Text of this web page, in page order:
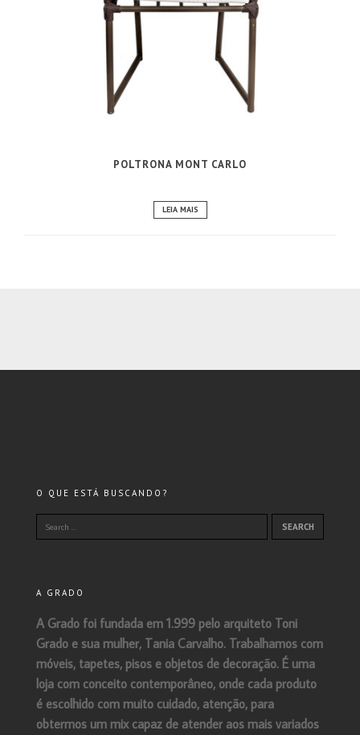
POLTRONA MONT CARLO
LEIA MAIS
O QUE ESTÁ BUSCANDO?
A GRADO
A Grado foi fundada em 1.999 pelo arquiteto Toni
Grado e sua mulher, Tania Carvalho. Trabalhamos com
móveis, tapetes, pisos e objetos de decoração. É uma
loja com conceito contemporâneo, onde cada produto
é escolhido com muito cuidado, atenção, para
obtermos um mix capaz de atender aos mais variados